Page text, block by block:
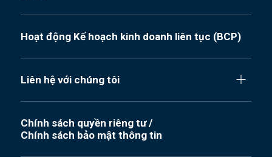
Hoạt động Kế hoạch kinh doanh liên tục (BCP)
Liên hệ với chúng tôi
Chính sách quyền riêng tư /
Chính sách bảo mật thông tin